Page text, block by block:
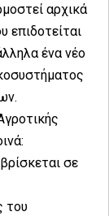
αρχικά
επιδοτείται
ένα νέο
σε
του